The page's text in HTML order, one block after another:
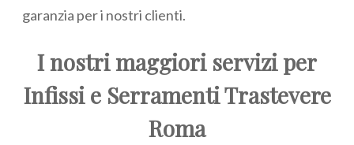
garanzia per i nostri clienti.
I nostri maggiori servizi per
Infissi e Serramenti Trastevere
Roma